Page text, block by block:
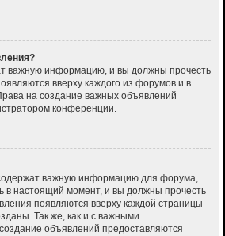
важную информацию, и вы должны прочесть
вверху каждого из форумов и в
на создание важных объявлений
конференции.
важную информацию для форума,
в настоящий момент, и вы должны прочесть
появляются вверху каждой страницы
Так же, как и с важными
объявлений предоставляются